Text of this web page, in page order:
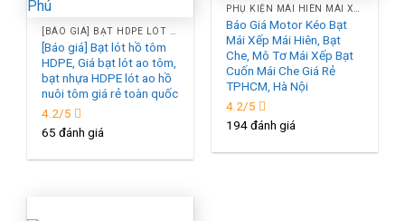
[Báo giá] Bạt lót hồ tôm
HDPE, Giá bạt lót ao tôm,
bạt nhựa HDPE lót ao hồ
nuôi tôm giá rẻ toàn quốc
4.2/5
65 đánh giá
Báo Giá Motor Kéo Bạt
Mái Xếp Mái Hiên, Bạt
Che, Mô Tơ Mái Xếp Bạt
Cuốn Mái Che Giá Rẻ
TPHCM, Hà Nội
4.2/5
194 đánh giá